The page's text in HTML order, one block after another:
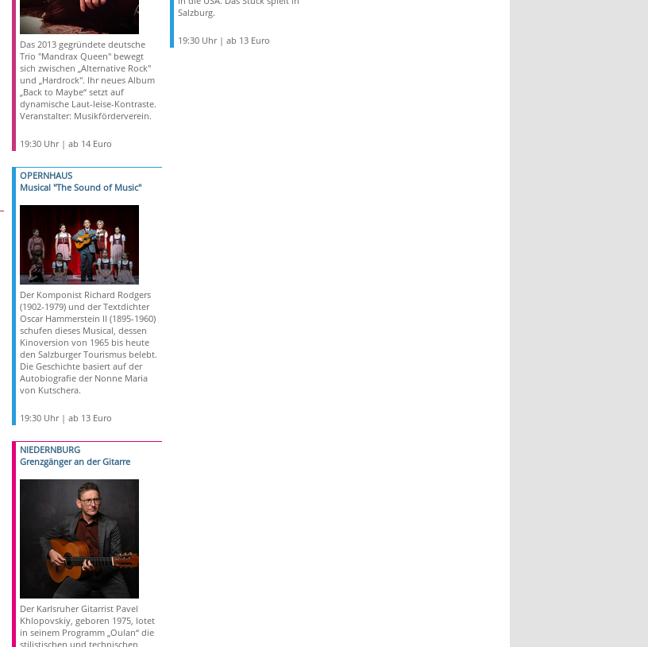
Das 2013 gegründete deutsche
Trio "Mandrax Queen" bewegt
sich zwischen „Alternative Rock"
und „Hardrock". Ihr neues Album
„Back to Maybe“ setzt auf
dynamische Laut-leise-Kontraste.
Veranstalter: Musikförderverein.
19:30 Uhr | ab 14 Euro
OPERNHAUS
Musical "The Sound of Music"
Der Komponist Richard Rodgers
(1902-1979) und der Textdichter
Oscar Hammerstein II (1895-1960)
schufen dieses Musical, dessen
Kinoversion von 1965 bis heute
den Salzburger Tourismus belebt.
Die Geschichte basiert auf der
Autobiografie der Nonne Maria
von Kutschera.
19:30 Uhr | ab 13 Euro
NIEDERNBURG
Grenzgänger an der Gitarre
Der Karlsruher Gitarrist Pavel
Khlopovskiy, geboren 1975, lotet
in seinem Programm „Oulan“ die
stilistischen und technischen
Salzburg.
19:30 Uhr | ab 13 Euro